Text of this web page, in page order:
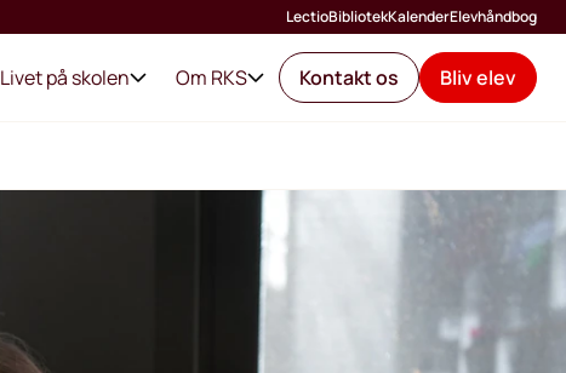
LectioBibliotekKalenderElevhåndbog
Livet på skolen Om RKS Kontakt os Bliv elev